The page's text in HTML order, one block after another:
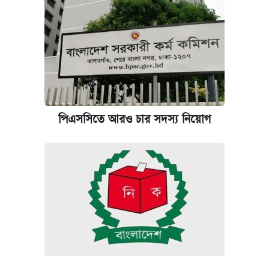
পিএসসিতে আরও চার সদস্য নিয়োগ